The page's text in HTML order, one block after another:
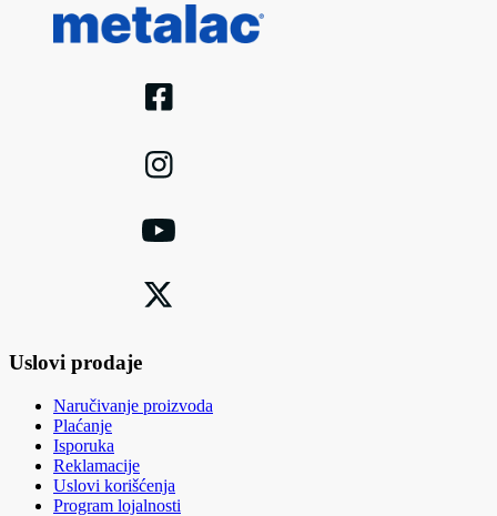
Uslovi prodaje
Naručivanje proizvoda
Plaćanje
Isporuka
Reklamacije
Uslovi korišćenja
Program lojalnosti